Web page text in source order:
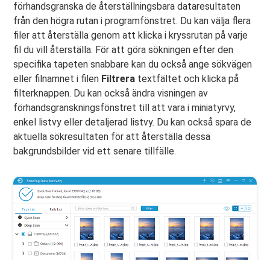
förhandsgranska de återställningsbara dataresultaten
från den högra rutan i programfönstret. Du kan välja flera
filer att återställa genom att klicka i kryssrutan på varje
fil du vill återställa. För att göra sökningen efter den
specifika tapeten snabbare kan du också ange sökvägen
eller filnamnet i filen Filtrera textfältet och klicka på
filterknappen. Du kan också ändra visningen av
förhandsgranskningsfönstret till att vara i miniatyrvy,
enkel listvy eller detaljerad listvy. Du kan också spara de
aktuella sökresultaten för att återställa dessa
bakgrundsbilder vid ett senare tillfälle.